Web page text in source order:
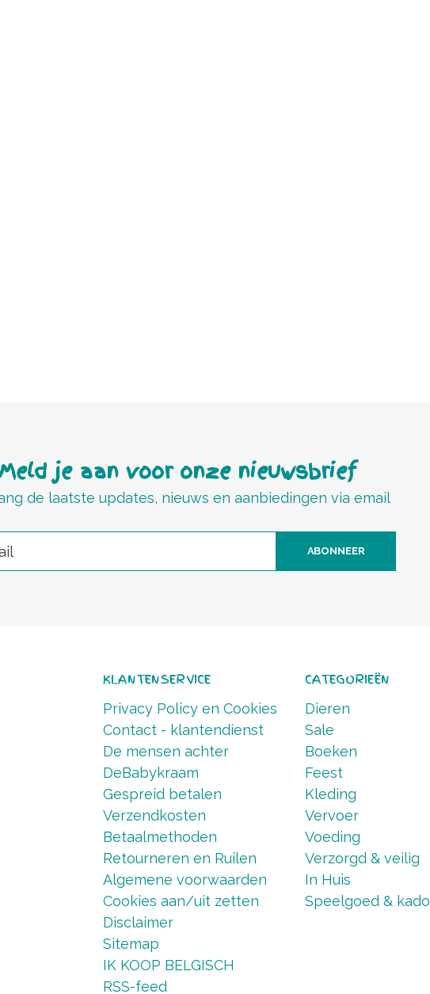
je aan voor onze nieuwsbrief
de laatste updates, nieuws en aanbiedingen via email
ABONNEER
KLANTENSERVICE
Privacy Policy en Cookies
Contact - klantendienst
De mensen achter
DeBabykraam
Gespreid betalen
Verzendkosten
Betaalmethoden
Retourneren en Ruilen
Algemene voorwaarden
Cookies aan/uit zetten
Disclaimer
Sitemap
IK KOOP BELGISCH
RSS-feed
CATEGORIEËN
Dieren
Sale
Boeken
Feest
Kleding
Vervoer
Voeding
Verzorgd & veilig
In Huis
Speelgoed & kado